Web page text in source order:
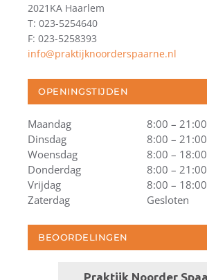
2021KA Haarlem
T: 023-5254640
F: 023-5258393
info@praktijknoorderspaarne.nl
OPENINGSTIJDEN
Maandag
8:00 – 21:00
Dinsdag
8:00 – 21:00
Woensdag
8:00 – 18:00
Donderdag
8:00 – 21:00
Vrijdag
8:00 – 18:00
Zaterdag
Gesloten
BEOORDELINGEN